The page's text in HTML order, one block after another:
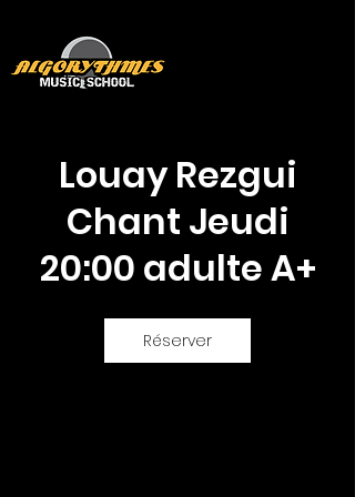
Louay Rezgui
Chant Jeudi
20:00 adulte A+
Réserver